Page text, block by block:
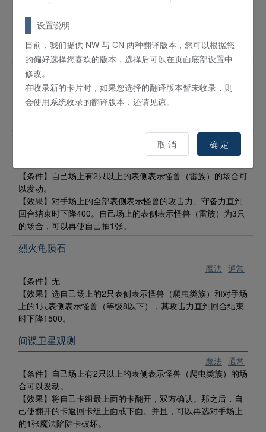
【条件】无
【效果】将自己卡组最上面的卡送入墓地。自己的手牌为0张的
场合，可以再选自己墓地的最多2只通常怪兽以表侧表示特殊召
唤到自己的场上。
魔法 通常
闪驱雷击
【条件】自己场上有表侧表示怪兽（雷族）的场合可以发动。
【条件】自己场上有2只以上的表侧表示怪兽（雷族）的场合可
以发动。
【效果】对手场上的全部表侧表示怪兽的攻击力、守备力直到
回合结束时下降400。自己场上的表侧表示怪兽（雷族）为3只
的场合，可以再使自己抽1张。
魔法 通常
烈火龟陨石
【条件】无
【效果】选自己场上的2只表侧表示怪兽（爬虫类族）和对手场
上的1只表侧表示怪兽（等级8以下），其攻击力直到回合结束
时下降1500。
魔法 通常
间谍卫星观测
【条件】自己场上有2只以上的表侧表示怪兽（爬虫类族）的场
合可以发动。
【效果】将自己卡组最上面的卡翻开，双方确认。那之后，自
己使翻开的卡返回卡组上面或下面。并且，可以再选对手场上
的1张魔法陷阱卡破坏。
设置说明
目前，我们提供 NW 与 CN 两种翻译版本，您可以根据您
的偏好选择您喜欢的版本，选择后可以在页面底部设置中
修改。
在收录新的卡片时，如果您选择的翻译版本暂未收录，则
会使用系统收录的翻译版本，还请见谅。
取 消 确 定